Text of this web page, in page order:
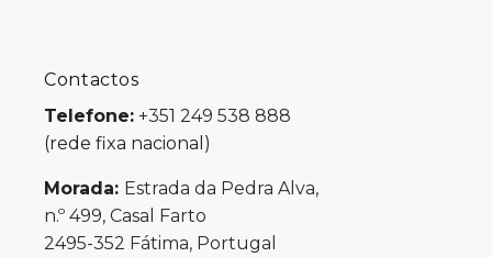
Contactos
Telefone: +351 249 538 888
(rede fixa nacional)
Morada: Estrada da Pedra Alva,
n.º 499, Casal Farto
2495-352 Fátima, Portugal